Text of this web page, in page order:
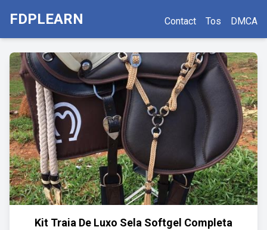
FDPLEARN Contact Tos DMCA
Kit Traia De Luxo Sela Softgel Completa